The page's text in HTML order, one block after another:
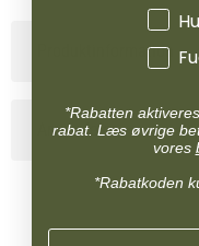
Produktinformation
Anvendelse
*Rabatten
rabat. Læs øvrige
vores
*Rabatkoden